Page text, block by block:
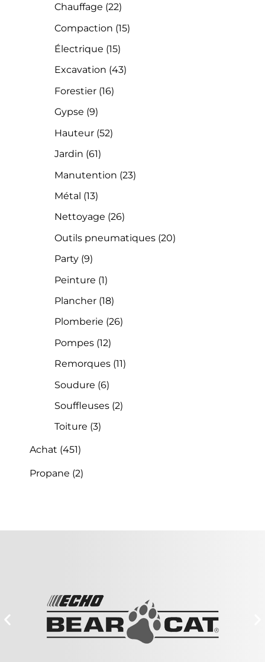
Chauffage (22)
Compaction (15)
Électrique (15)
Excavation (43)
Forestier (16)
Gypse (9)
Hauteur (52)
Jardin (61)
Manutention (23)
Métal (13)
Nettoyage (26)
Outils pneumatiques (20)
Party (9)
Peinture (1)
Plancher (18)
Plomberie (26)
Pompes (12)
Remorques (11)
Soudure (6)
Souffleuses (2)
Toiture (3)
Achat (451)
Propane (2)